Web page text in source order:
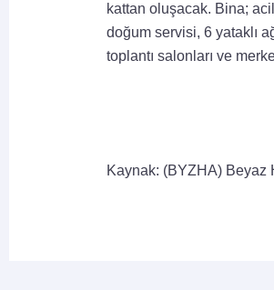
kattan oluşacak. Bina;
doğum servisi, 6 yataklı
toplantı salonları ve
Kaynak: (BYZHA) Beyaz